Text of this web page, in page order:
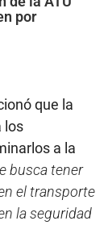
por
que la
los
a la
busca tener
el transporte
la seguridad